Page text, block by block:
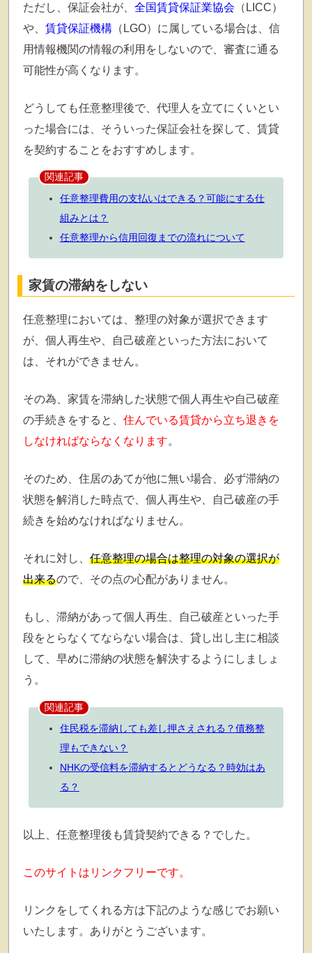
ただし、保証会社が、 全国賃貸保証業協会 （LICC）
や、 賃貸保証機構 （LGO）に属している場合は、信
用情報機関の情報の利用をしないので、審査に通る
可能性が高くなります。
どうしても任意整理後で、代理人を立てにくいとい
った場合には、そういった保証会社を探して、賃貸
を契約することをおすすめします。
関連記事
任意整理費用の支払いはできる？可能にする仕
組みとは？
任意整理から信用回復までの流れについて
家賃の滞納をしない
任意整理においては、整理の対象が選択できます
が、個人再生や、自己破産といった方法において
は、それができません。
その為、家賃を滞納した状態で個人再生や自己破産
の手続きをすると、 住んでいる賃貸から立ち退きを
しなければならなくなります。
そのため、住居のあてが他に無い場合、必ず滞納の
状態を解消した時点で、個人再生や、自己破産の手
続きを始めなければなりません。
それに対し、 任意整理の場合は整理の対象の選択が
出来るので、その点の心配がありません。
もし、滞納があって個人再生、自己破産といった手
段をとらなくてならない場合は、貸し出し主に相談
して、早めに滞納の状態を解決するようにしましょ
う。
関連記事
住民税を滞納しても差し押さえされる？債務整
理もできない？
NHKの受信料を滞納するとどうなる？時効はあ
る？
以上、任意整理後も賃貸契約できる？でした。
このサイトはリンクフリーです。
リンクをしてくれる方は下記のような感じでお願い
いたします。ありがとうございます。